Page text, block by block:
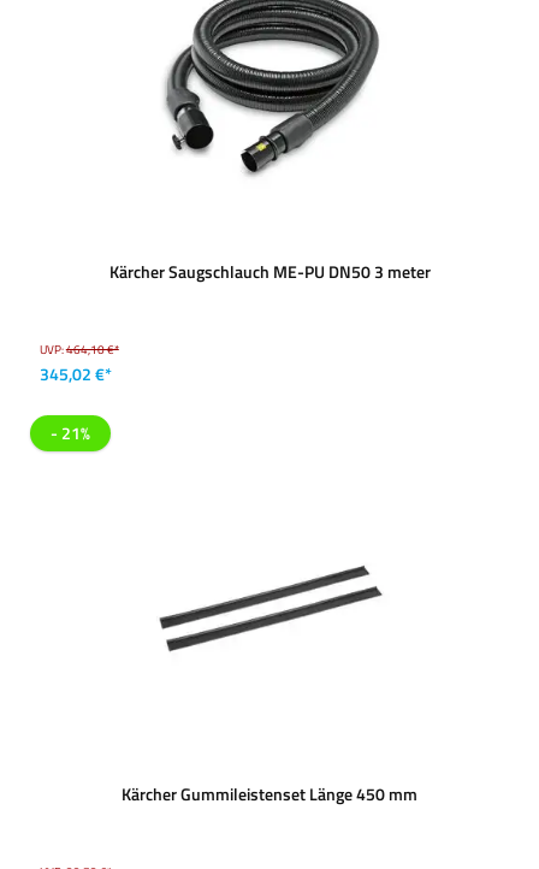
Kärcher Saugschlauch ME-PU DN50 3 meter
UVP:464,10 €*
345,02 €*
- 21%
Kärcher Gummileistenset Länge 450 mm